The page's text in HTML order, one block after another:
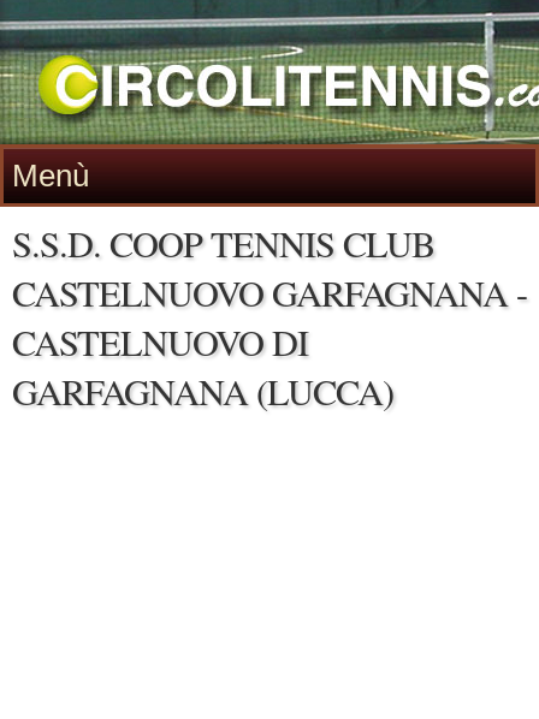
Menù
S.S.D. COOP TENNIS CLUB
CASTELNUOVO GARFAGNANA -
CASTELNUOVO DI
GARFAGNANA (LUCCA)